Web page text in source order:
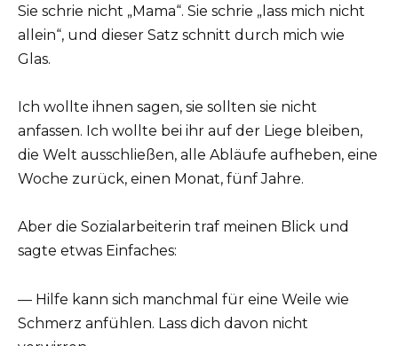
Sie schrie nicht „Mama“. Sie schrie „lass mich nicht
allein“, und dieser Satz schnitt durch mich wie
Glas.
Ich wollte ihnen sagen, sie sollten sie nicht
anfassen. Ich wollte bei ihr auf der Liege bleiben,
die Welt ausschließen, alle Abläufe aufheben, eine
Woche zurück, einen Monat, fünf Jahre.
Aber die Sozialarbeiterin traf meinen Blick und
sagte etwas Einfaches:
— Hilfe kann sich manchmal für eine Weile wie
Schmerz anfühlen. Lass dich davon nicht